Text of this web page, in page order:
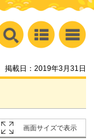
掲載日：2019年3月31日
画面サイズで表示